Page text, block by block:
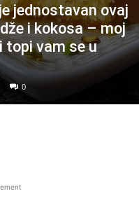
jednostavan ovaj
i kokosa – moj
topi vam se u
0